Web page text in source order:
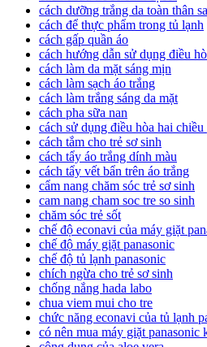
cách dưỡng trắng da toàn thân
cách để thực phẩm trong tủ lạnh
cách gấp quần áo
cách hướng dẫn sử dụng điều
cách làm da mặt sáng mịn
cách làm sạch áo trắng
cách làm trắng sáng da mặt
cách pha sữa nan
cách sử dụng điều hòa hai chiều
cách tắm cho trẻ sơ sinh
cách tẩy áo trắng dính màu
cách tẩy vết bẩn trên áo trắng
cẩm nang chăm sóc trẻ sơ sinh
cam nang cham soc tre so sinh
chăm sóc trẻ sốt
chế độ econavi của máy giặt
chế độ máy giặt panasonic
chế độ tủ lạnh panasonic
chích ngừa cho trẻ sơ sinh
chống nắng hada labo
chua viem mui cho tre
chức năng econavi của tủ lạnh
có nên mua máy giặt panasonic